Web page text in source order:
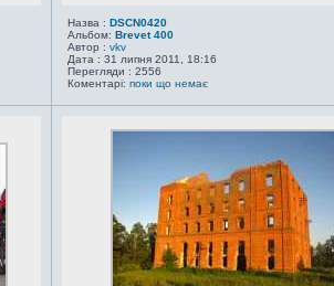
Назва : DSCN0420
Альбом: Brevet 400
Автор : vkv
Дата : 31 липня 2011, 18:16
Перегляди : 2556
Коментарі: поки що немає